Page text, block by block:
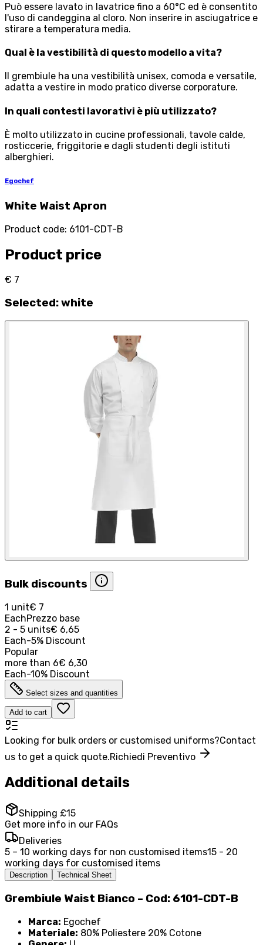
Può essere lavato in lavatrice fino a 60°C ed è consentito
l'uso di candeggina al cloro. Non inserire in asciugatrice e
stirare a temperatura media.
Qual è la vestibilità di questo modello a vita?
Il grembiule ha una vestibilità unisex, comoda e versatile,
adatta a vestire in modo pratico diverse corporature.
In quali contesti lavorativi è più utilizzato?
È molto utilizzato in cucine professionali, tavole calde,
rosticcerie, friggitorie e dagli studenti degli istituti
alberghieri.
Egochef
White Waist Apron
Product code: 6101-CDT-B
Product price
€ 7
Selected:white
Bulk discounts
1 unit€ 7
EachPrezzo base
2 - 5 units€ 6,65
Each-5% Discount
Popular
more than 6€ 6,30
Each-10% Discount
Select sizes and quantities
Add to cart
Looking for bulk orders or customised uniforms?Contact
us to get a quick quote.Richiedi Preventivo
Additional details
Shipping £15
Get more info in our FAQs
Deliveries
5 – 10 working days for non customised items15 - 20
working days for customised items
Description Technical Sheet
Grembiule Waist Bianco – Cod: 6101-CDT-B
Marca: Egochef
Materiale: 80% Poliestere 20% Cotone